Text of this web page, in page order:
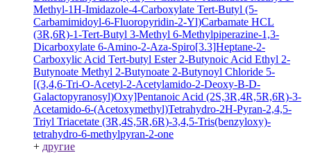
Methyl-1H-Imidazole-4-Carboxylate Tert-Butyl (5-
Carbamimidoyl-6-Fluoropyridin-2-Yl)Carbamate HCL
(3R,6R)-1-Tert-Butyl 3-Methyl 6-Methylpiperazine-1,3-
Dicarboxylate 6-Amino-2-Aza-Spiro[3.3]Heptane-2-
Carboxylic Acid Tert-butyl Ester 2-Butynoic Acid Ethyl 2-
Butynoate Methyl 2-Butynoate 2-Butynoyl Chloride 5-
[(3,4,6-Tri-O-Acetyl-2-Acetylamido-2-Deoxy-B-D-
Galactopyranosyl)Oxy]Pentanoic Acid (2S,3R,4R,5R,6R)-3-
Acetamido-6-(Acetoxymethyl)Tetrahydro-2H-Pyran-2,4,5-
Triyl Triacetate (3R,4S,5R,6R)-3,4,5-Tris(benzyloxy)-
tetrahydro-6-methylpyran-2-one
+ другие